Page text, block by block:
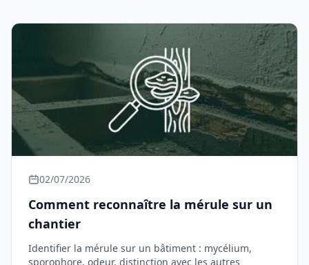
02/07/2026
Comment reconnaître la mérule sur un
chantier
Identifier la mérule sur un bâtiment : mycélium,
sporophore, odeur, distinction avec les autres